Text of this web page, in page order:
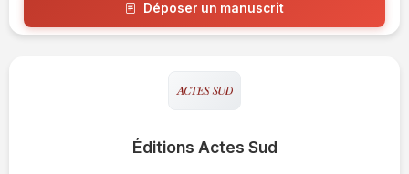
Déposer un manuscrit
Éditions Actes Sud